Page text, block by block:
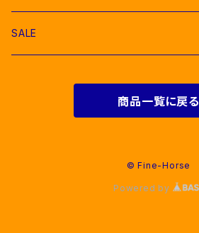
Bomber & Vest（アウター、ベスト）
Bomber & Vest（アウター、ベスト）
Belts（ベルト）
Men & Women（大人用）
Foot Wear（乗馬用ブーツ類）
Helmets（乗馬用ヘルメット）
Rugs & Neck Cover（馬着）
Girth Saver（腹帯）
Protecthions（プロテクター類）
EQUICOMFORT(エクイコンフォート）
HKM（エイチケーエム）
SALE
Men（男性用衣類）
For Horses(馬具）
商品一覧に戻る
© Fine-Horse
Powered by